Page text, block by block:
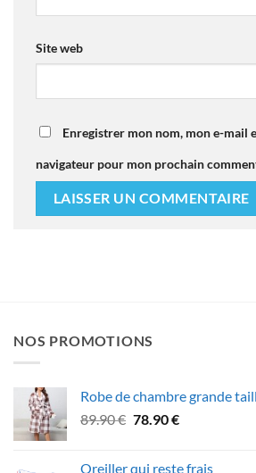
Site web
Enregistrer mon nom, mon e-mail
navigateur pour mon prochain
NOS PROMOTIONS
Robe de chambre grande
89.90€ Le
78.90€Le
Oreiller qui reste frais